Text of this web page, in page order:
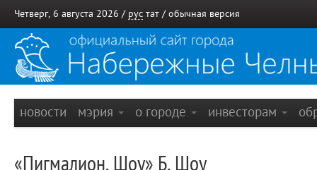
Четверг, 6 августа 2026 / рус тат / обычная версия
новости мэрия о городе инвесторам
«Пигмалион. Шоу» Б. Шоу